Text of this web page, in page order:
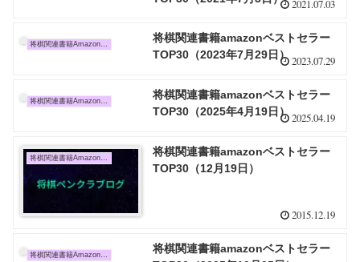
2021.07.03
将棋関連書籍Amazon売上TOP10
将棋関連書籍amazonベストセラー
TOP30（2023年7月29日） 2023.07.29
将棋関連書籍Amazon売上TOP10
将棋関連書籍amazonベストセラー
TOP30（2025年4月19日） 2025.04.19
将棋関連書籍amazonベストセラー
TOP30（12月19日）
2015.12.19
将棋関連書籍amazonベストセラー